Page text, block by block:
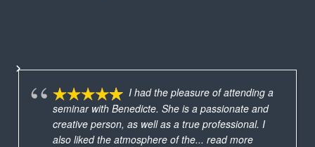
I had the pleasure of attending a
seminar with Benedicte. She is a passionate and
creative person, as well as a true professional. I
also liked the atmosphere of the... read more